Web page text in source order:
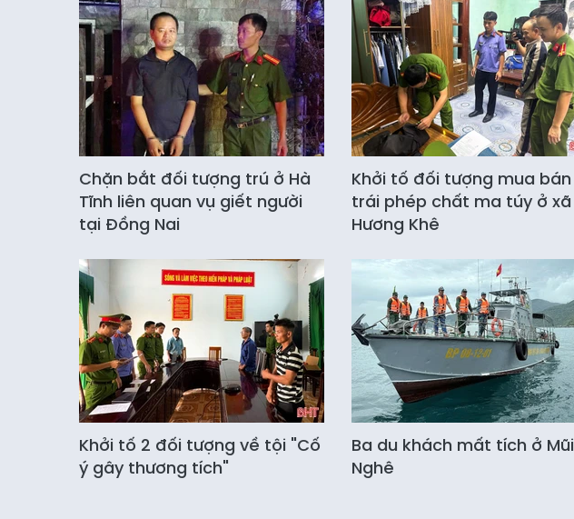
Chặn bắt đối tượng trú ở Hà
Tĩnh liên quan vụ giết người
tại Đồng Nai
Khởi tố đối tượng mua bán
trái phép chất ma túy ở xã
Hương Khê
Khởi tố 2 đối tượng về tội "Cố
ý gây thương tích"
Ba du khách mất tích ở Mũi
Nghê